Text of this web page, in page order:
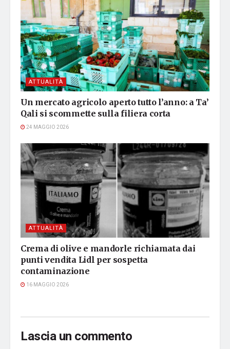
ATTUALITÀ
Un mercato agricolo aperto tutto l’anno: a Ta’
Qali si scommette sulla filiera corta
24 MAGGIO 2026
ATTUALITÀ
Crema di olive e mandorle richiamata dai
punti vendita Lidl per sospetta
contaminazione
16 MAGGIO 2026
Lascia un commento